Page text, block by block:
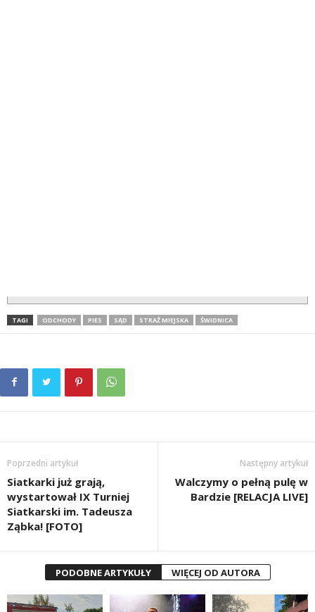
TAGI ODCHODY PIES SĄD STRAŻ MIEJSKA ŚWIDNICA
Poprzedni artykuł
Siatkarki już grają,
wystartował IX Turniej
Siatkarski im. Tadeusza
Ząbka! [FOTO]
Następny artykuł
Walczymy o pełną pulę w
Bardzie [RELACJA LIVE]
PODOBNE ARTYKUŁY WIĘCEJ OD AUTORA